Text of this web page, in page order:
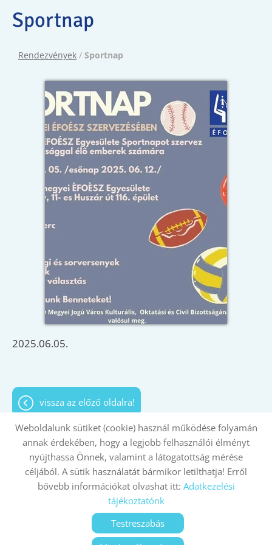
Sportnap
Rendezvények / Sportnap
2025.06.05.
vissza az előző oldalra!
© 2026 - Minden jog fenntartva
Oldal információk
Adatkezelési tájékoztató
Impresszum
Sütik kezelése
Testreszabás
Weboldalunk sütiket (cookie) használ működése folyamán
annak érdekében, hogy a legjobb felhasználói élményt
nyújthassa Önnek, valamint a látogatottság mérése
céljából. A sütik használatát bármikor letilthatja! Erről
bővebb információkat olvashat itt: Adatkezelési
tájékoztatónk